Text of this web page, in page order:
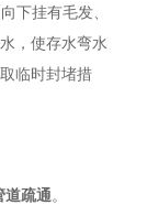
下挂有毛发、
，使存水弯水
临时封堵措
道疏通。